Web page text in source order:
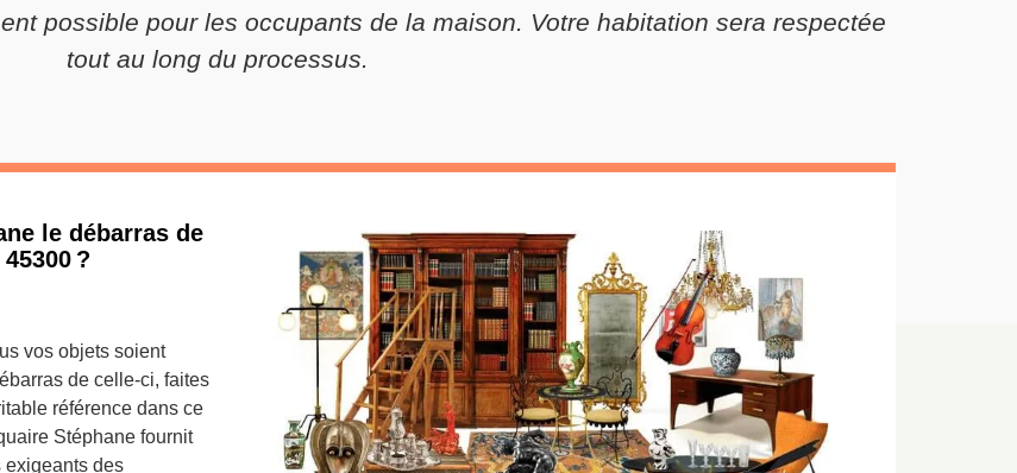
possible pour les occupants de la maison. Votre habitation sera respectée
tout au long du processus.
le débarras de
?
vos objets soient
de celle-ci, faites
référence dans ce
Stéphane fournit
exigeants des